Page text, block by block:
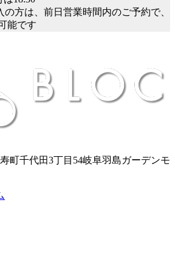
方は、前日営業時間内のご予約で、
能です
町千代田3丁目54岐阜羽島ガーデンモ